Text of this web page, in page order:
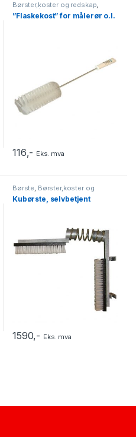
Børster,koster og redskap,
Slange-/flaskebørster
”Flaskekost” for målerør o.l.
116,- Eks. mva
Børste, Børster,koster og
redskap , Dyrevelferd, Løsdrift
Kubørste, selvbetjent
1590,- Eks. mva